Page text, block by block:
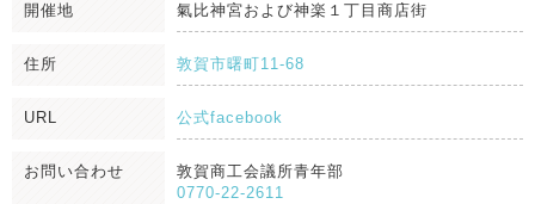
開催地 氣比神宮および神楽１丁目商店街
住所 敦賀市曙町11-68
URL 公式facebook
お問い合わせ
敦賀商工会議所青年部
0770-22-2611